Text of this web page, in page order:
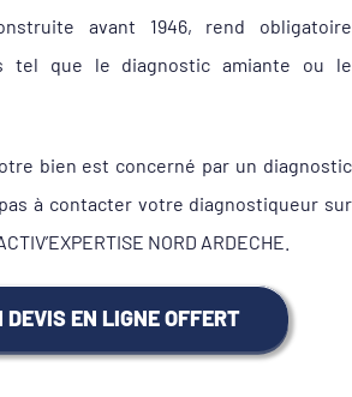
avant 1946, rend obligatoire
tel que le diagnostic amiante ou le
bien est concerné par un diagnostic
à contacter votre diagnostiqueur sur
NORD ARDECHE.
DEVIS EN LIGNE OFFERT